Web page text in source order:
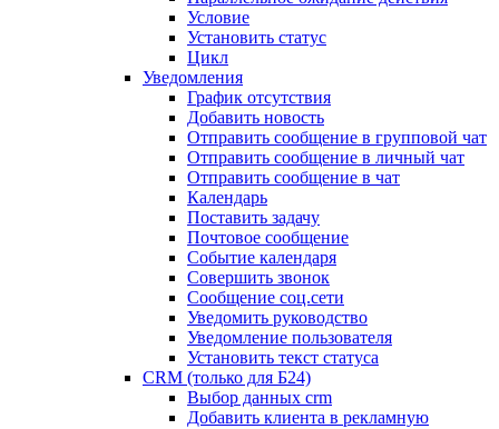
Условие
Установить статус
Цикл
Уведомления
График отсутствия
Добавить новость
Отправить сообщение в групповой чат
Отправить сообщение в личный чат
Отправить сообщение в чат
Календарь
Поставить задачу
Почтовое сообщение
Событие календаря
Совершить звонок
Сообщение соц.сети
Уведомить руководство
Уведомление пользователя
Установить текст статуса
CRM (только для Б24)
Выбор данных crm
Добавить клиента в рекламную